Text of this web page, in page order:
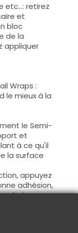
etc...: retirez
et
bloc
de la
appliquer
Wraps :
le mieux à la
le Semi-
et
à ce qu'il
la surface
appuyez
adhésion,
bois pour
Gel Sticker